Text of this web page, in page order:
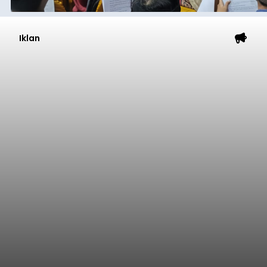
Iklan